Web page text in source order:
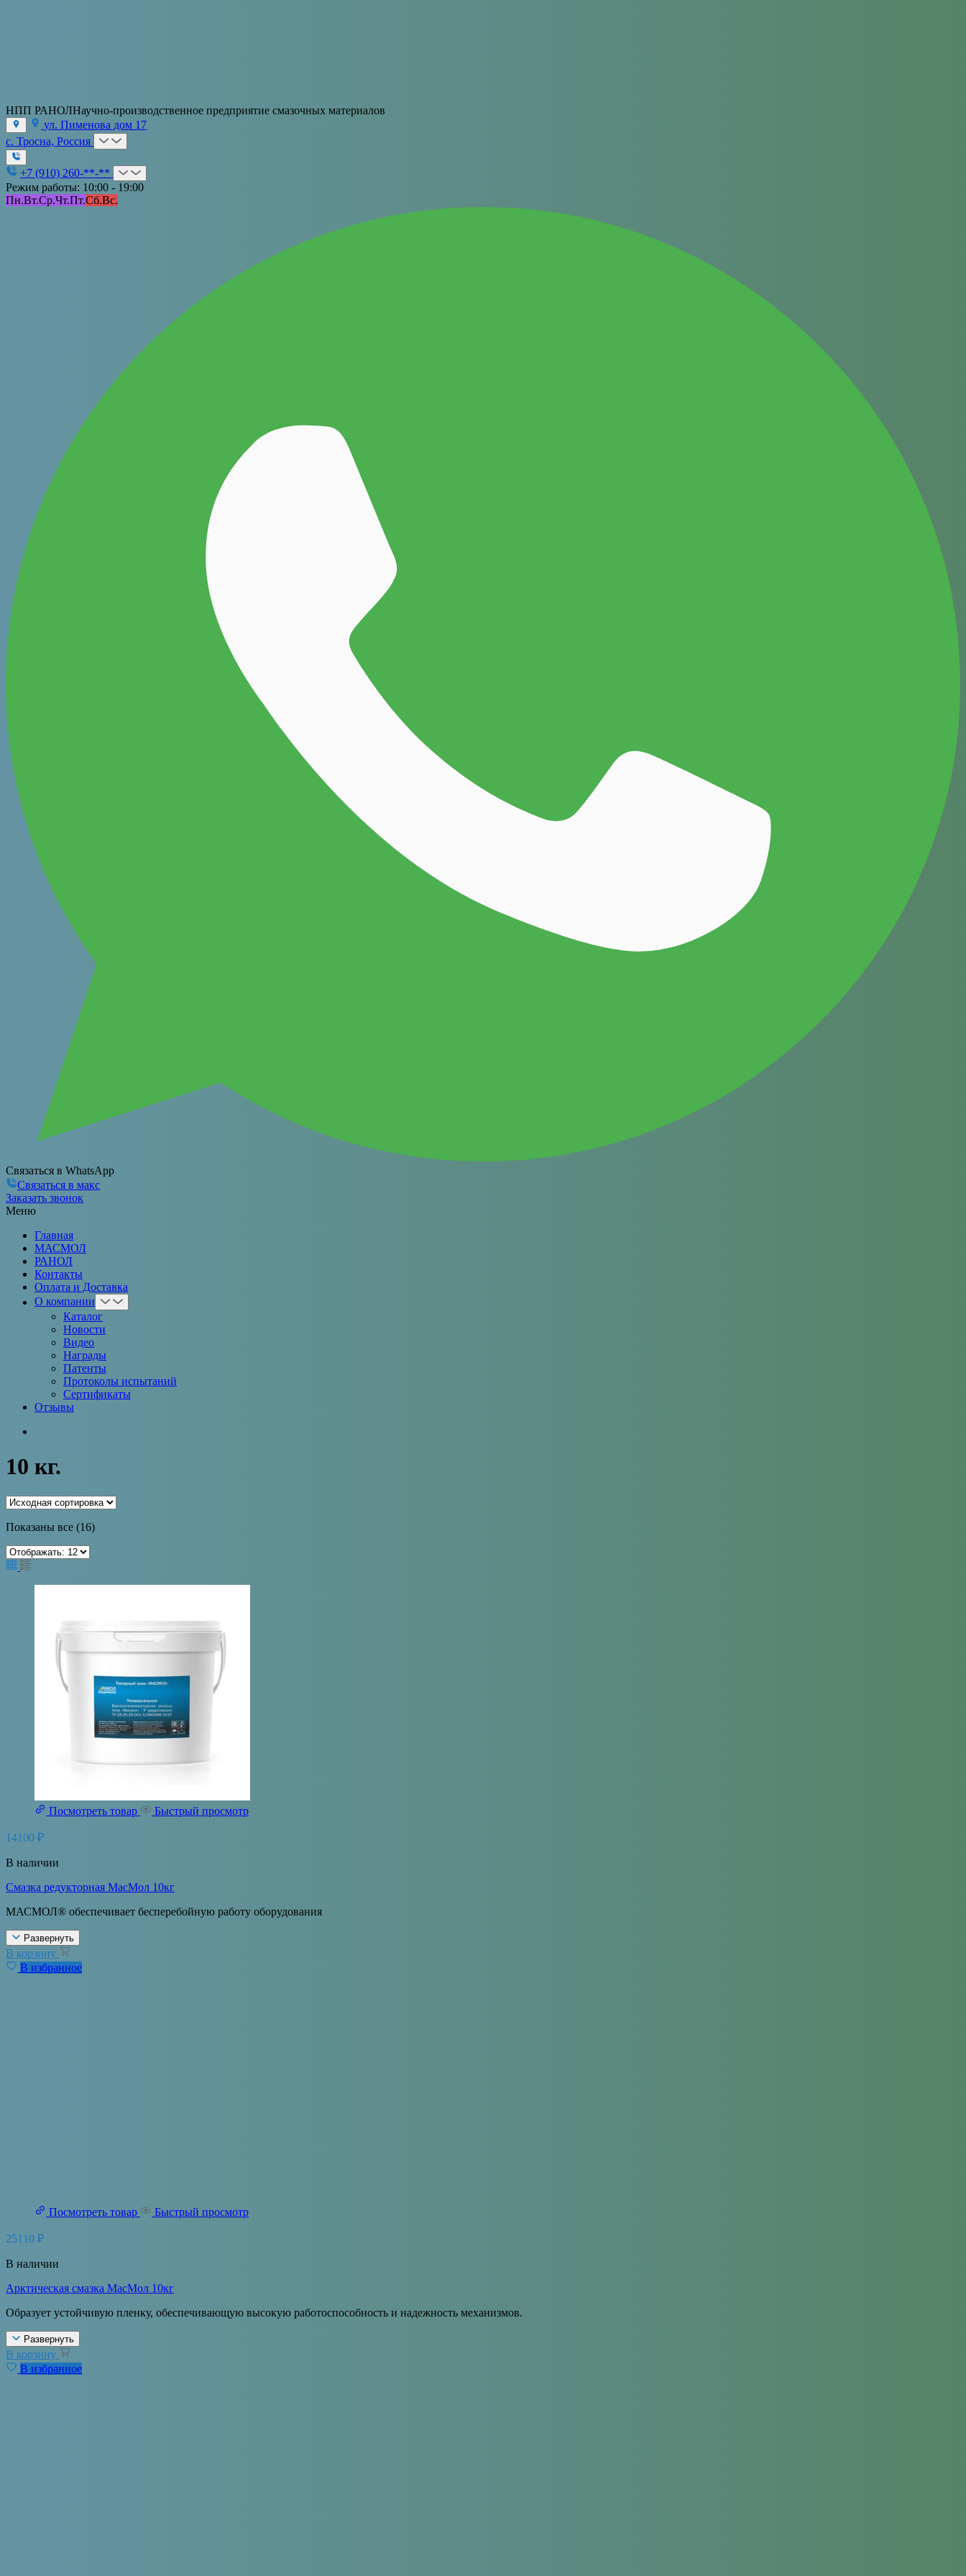
НПП РАНОЛНаучно-производственное предприятие смазочных материалов
ул. Пименова дом 17
с. Тросна, Россия
+7 (910) 260-**-**
Режим работы: 10:00 - 19:00
Пн.Вт.Ср.Чт.Пт.Сб.Вс.
Связаться в WhatsApp
Связаться в макс
Заказать звонок
Меню
Главная
МАСМОЛ
РАНОЛ
Контакты
Оплата и Доставка
О компании
Каталог
Новости
Видео
Награды
Патенты
Протоколы испытаний
Сертификаты
Отзывы
10 кг.
Показаны все (16)
Посмотреть товар Быстрый просмотр
14100 ₽
В наличии
Cмазка редукторная МасМол 10кг
МАСМОЛ® обеспечивает бесперебойную работу оборудования
Развернуть
В корзину
В избранное
Посмотреть товар Быстрый просмотр
25110 ₽
В наличии
Арктическая смазка МасМол 10кг
Образует устойчивую пленку, обеспечивающую высокую работоспособность и надежность механизмов.
Развернуть
В корзину
В избранное